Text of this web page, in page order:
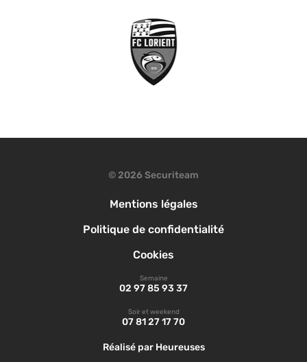
© 2026 Securiteam
Mentions légales
Politique de confidentialité
Cookies
Semaine
02 97 85 93 37
Soir et weekend
07 81 27 17 70
Réalisé par Heureuses